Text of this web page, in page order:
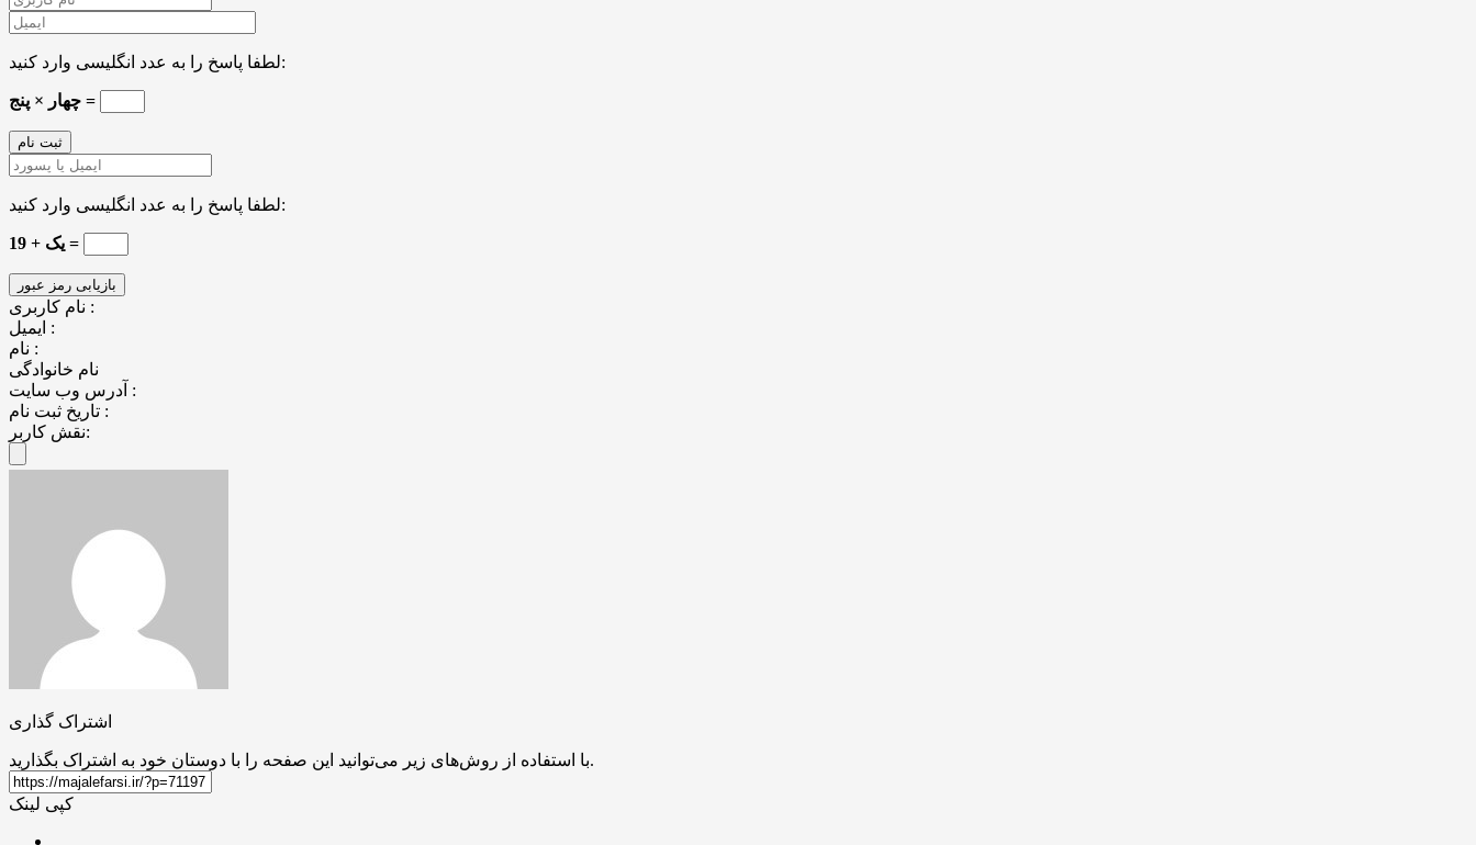
لطفا پاسخ را به عدد انگلیسی وارد کنید:
چهار × پنج =
لطفا پاسخ را به عدد انگلیسی وارد کنید:
19 + یک =
نام کاربری :
ایمیل :
نام :
نام خانوادگی
آدرس وب سایت :
تاریخ ثبت نام :
نقش کاربر:
اشتراک گذاری
با استفاده از روش‌های زیر می‌توانید این صفحه را با دوستان خود به اشتراک بگذارید.
کپی لینک